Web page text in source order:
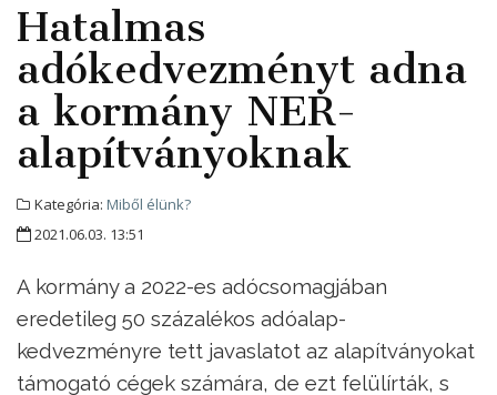
Hatalmas
adókedvezményt adna
a kormány NER-
alapítványoknak
Kategória: Miből élünk?
2021.06.03. 13:51
A kormány a 2022-es adócsomagjában
eredetileg 50 százalékos adóalap-
kedvezményre tett javaslatot az alapítványokat
támogató cégek számára, de ezt felülírták, s